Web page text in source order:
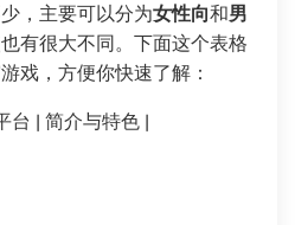
，主要可以分为女性向和男
有很大不同。下面这个表格
戏，方便你快速了解：
台 | 简介与特色 |